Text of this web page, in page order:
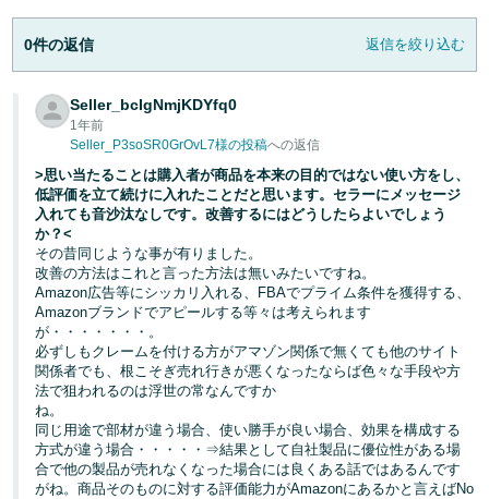
語어
-
KR
日
本
語
-
JP
English
- JP
グ
イ
ン
さ
っ
そ
く
始
め
る
0件の返信 返信を絞り込む
Seller_bcIgNmjKDYfq0
1年前
Seller_P3soSR0GrOvL7様の投稿への返信
>思い当たることは購入者が商品を本来の目的ではない使い方をし、
低評価を立て続けに入れたことだと思います。セラーにメッセージ
入れても音沙汰なしです。改善するにはどうしたらよいでしょう
か？<
その昔同じような事が有りました。
改善の方法はこれと言った方法は無いみたいですね。
Amazon広告等にシッカリ入れる、FBAでプライム条件を獲得する、
Amazonブランドでアピールする等々は考えられます
が・・・・・・・。
必ずしもクレームを付ける方がアマゾン関係で無くても他のサイト
関係者でも、根こそぎ売れ行きが悪くなったならば色々な手段や方
法で狙われるのは浮世の常なんですか
ね。
同じ用途で部材が違う場合、使い勝手が良い場合、効果を構成する
方式が違う場合・・・・・⇒結果として自社製品に優位性がある場
合で他の製品が売れなくなった場合には良くある話ではあるんです
がね。商品そのものに対する評価能力がAmazonにあるかと言えばNo